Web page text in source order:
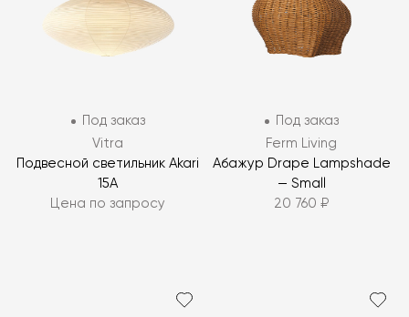
Под заказ
Vitra
Подвесной светильник Akari
15A
Цена по запросу
Под заказ
Ferm Living
Абажур Drape Lampshade
— Small
20 760 ₽